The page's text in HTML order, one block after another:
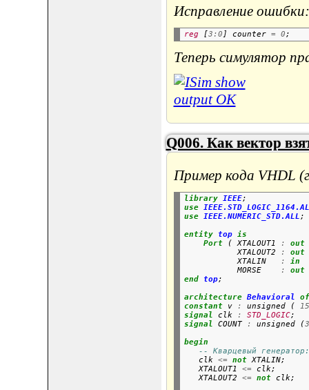
Исправление ошибки:
reg [ 3:0 ] counter = 0
Теперь симулятор
Q006. Как вектор
Пример кода VHDL
library IEEE;
use
use IEEE.NUMERIC_STD.ALL;
entity
top is
Port ( XTALOUT1 :
out
           XTALOUT2
:
out
           XTALIN
:
in
           MORSE
:
out
end
top;
architecture Behavioral
of
constant v : unsigned ( 15
signal clk : STD_LOGIC;
signal COUNT : unsigned (3
begin
-- Кварцевый генератор:
   clk
<= not XTALIN;
   XTALOUT1
<= clk;
   XTALOUT2
<= not